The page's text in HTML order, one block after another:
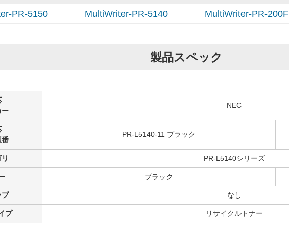
PR-5150 MultiWriter-PR-5140 MultiWriter-PR-200F
製品スペック
ー
NEC
番
PR-L5140-11 ブラック
PR-L5140シリーズ
ブラック
プ なし
プ リサイクルトナー